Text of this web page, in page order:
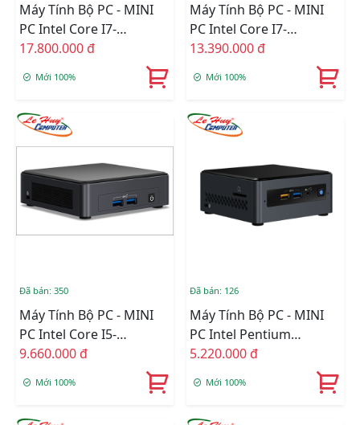
Máy Tính Bộ PC - MINI
PC Intel Core I7-
11700B/Intel
WM590/Ram Option/Ổ
Cứng Option/Dos
17.800.000 đ
Mới 100%
Máy Tính Bộ PC - MINI
PC Intel Core I7-
1165G7/Intel Iris Xe
Graphics/Ram Option/Ổ
Cứng Option/Dos
13.390.000 đ
Mới 100%
Đã bán: 350
Máy Tính Bộ PC - MINI
PC Intel Core I5-
1135G7/Intel Iris Xe
Graphics/Ram Option/Ổ
Cứng Option/Dos
9.660.000 đ
Mới 100%
Đã bán: 126
Máy Tính Bộ PC - MINI
PC Intel Pentium
J5005/Intel UHD
605/Ram Option/Ổ Cứng
Option/Dos
5.220.000 đ
Mới 100%